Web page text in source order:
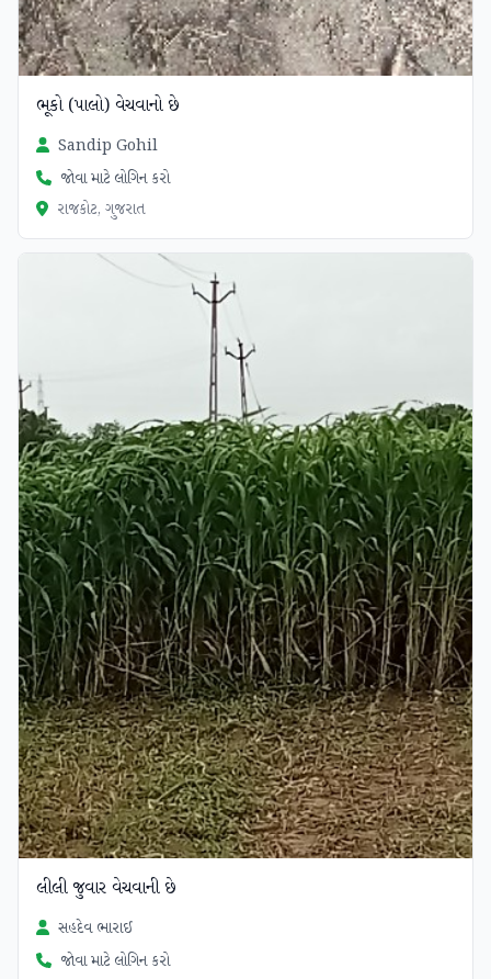
ભૂકો (પાલો) વેચવાનો છે
Sandip Gohil
જોવા માટે લોગિન કરો
રાજકોટ, ગુજરાત
લીલી જુવાર વેચવાની છે
સહદેવ ભારાઈ
જોવા માટે લોગિન કરો